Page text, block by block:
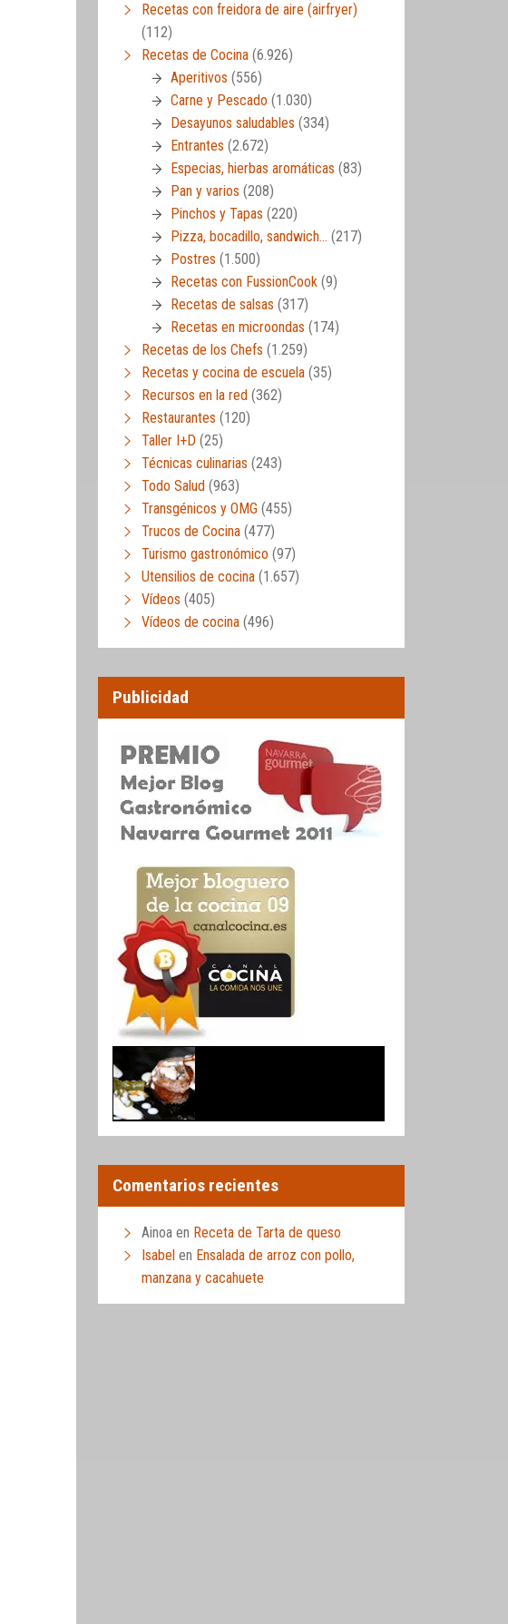
Recetas con freidora de aire (airfryer)
(112)
Recetas de Cocina (6.926)
Aperitivos (556)
Carne y Pescado (1.030)
Desayunos saludables (334)
Entrantes (2.672)
Especias, hierbas aromáticas (83)
Pan y varios (208)
Pinchos y Tapas (220)
Pizza, bocadillo, sandwich… (217)
Postres (1.500)
Recetas con FussionCook (9)
Recetas de salsas (317)
Recetas en microondas (174)
Recetas de los Chefs (1.259)
Recetas y cocina de escuela (35)
Recursos en la red (362)
Restaurantes (120)
Taller I+D (25)
Técnicas culinarias (243)
Todo Salud (963)
Transgénicos y OMG (455)
Trucos de Cocina (477)
Turismo gastronómico (97)
Utensilios de cocina (1.657)
Vídeos (405)
Vídeos de cocina (496)
Publicidad
Comentarios recientes
Ainoa en Receta de Tarta de queso
Isabel en Ensalada de arroz con pollo,
manzana y cacahuete